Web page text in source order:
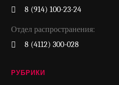
8 (914) 100-23-24
Отдел распространения:
8 (4112) 300-028
РУБРИКИ